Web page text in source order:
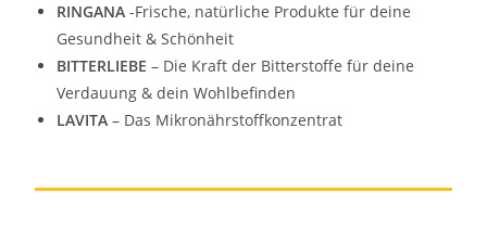
RINGANA -Frische, natürliche Produkte für deine
Gesundheit & Schönheit
BITTERLIEBE – Die Kraft der Bitterstoffe für deine
Verdauung & dein Wohlbefinden
LAVITA– Das Mikronährstoffkonzentrat